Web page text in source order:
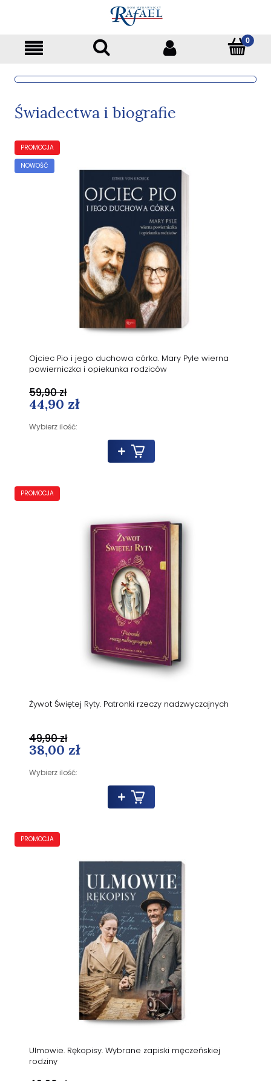
Świadectwa i biografie
Ojciec Pio i jego duchowa córka. Mary Pyle wierna
powierniczka i opiekunka rodziców
44,90 zł
Wybierz ilość:
59,90 zł
PROMOCJA
NOWOŚĆ
Żywot Świętej Ryty. Patronki rzeczy nadzwyczajnych
38,00 zł
Wybierz ilość:
49,90 zł
PROMOCJA
Ulmowie. Rękopisy. Wybrane zapiski męczeńskiej
rodziny
PROMOCJA